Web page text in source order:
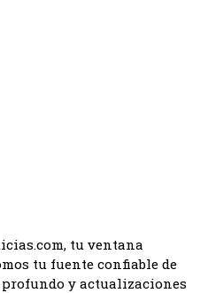
tu ventana
tu fuente confiable de
y actualizaciones